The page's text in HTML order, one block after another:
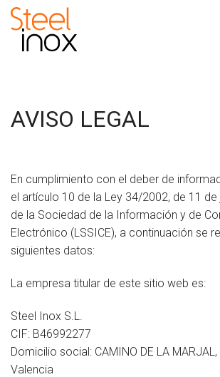
Saltar
contenido
AVISO LEGAL
En cumplimiento con el deber de
el artículo 10 de la Ley 34/2002, de 11 de
de la Sociedad de la Información y de
Electrónico (LSSICE), a continuación se
siguientes datos:
La empresa titular de este sitio web es:
Steel Inox S.L.
CIF: B46992277
Domicilio social: CAMINO DE LA MARJAL,
Valencia